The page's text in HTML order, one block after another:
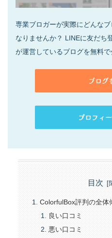
専業ブロガーが実際にどんな
なりませんか？ LINEに友だち
が運営しているブログを無料で
ブログ
プロフィ
目次
ColorfulBox評判の全体
良い口コミ
悪い口コミ